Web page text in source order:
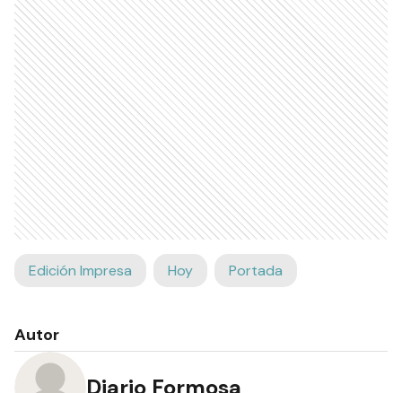
Edición Impresa Hoy Portada
Autor
Diario Formosa